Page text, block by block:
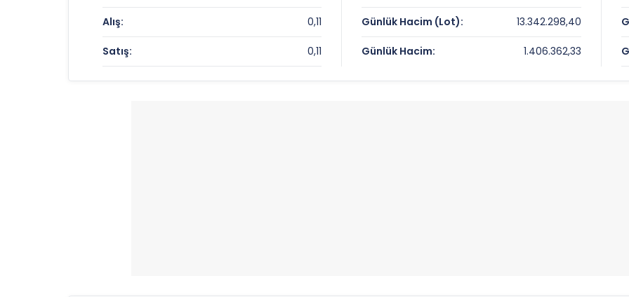
Alış: 0,11
Satış: 0,11
Günlük Hacim (Lot): 13.342.298,40
Günlük Hacim: 1.406.362,33